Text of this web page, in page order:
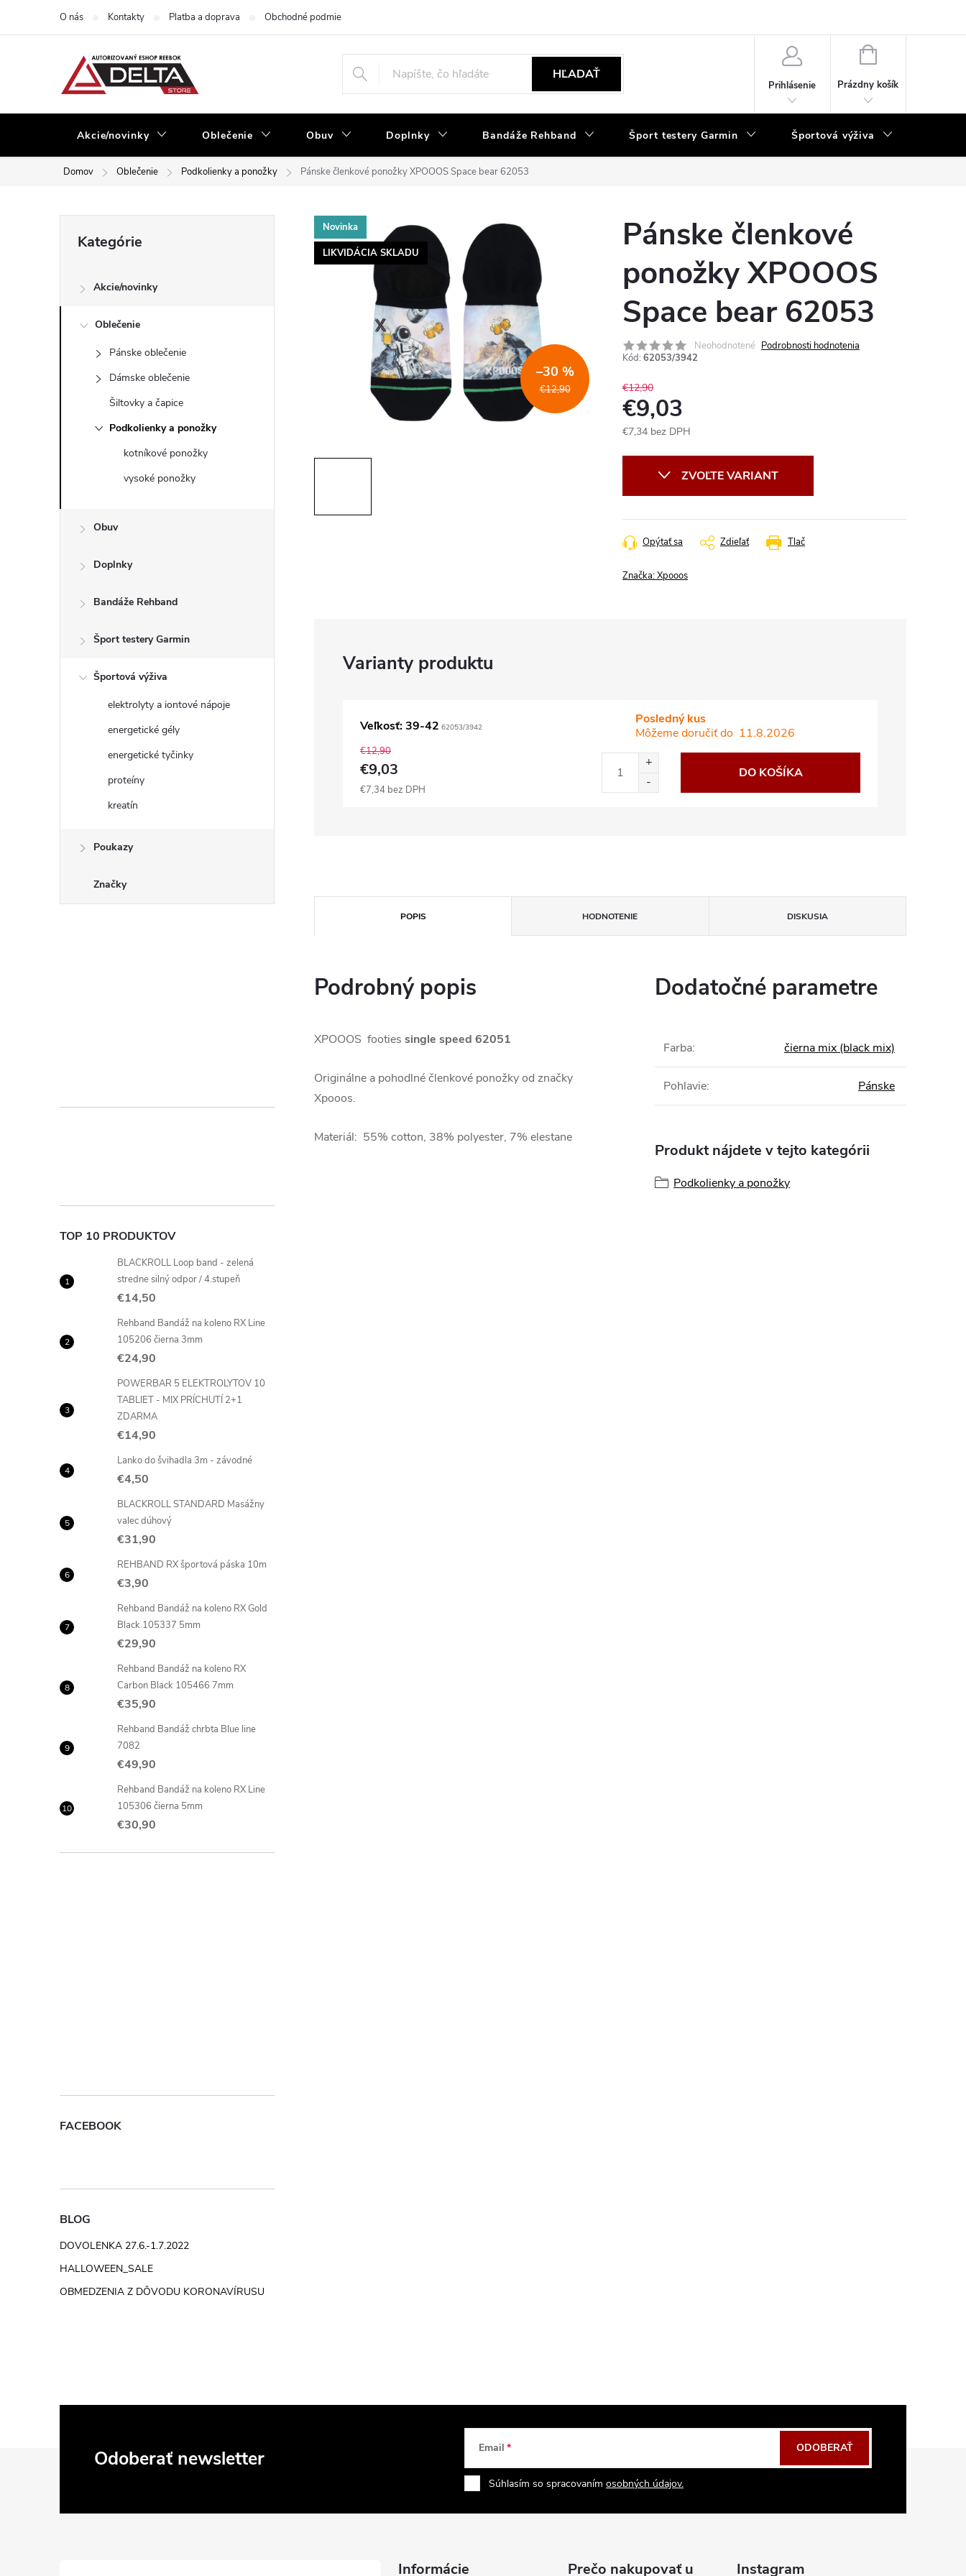
O nás Kontakty Platba a doprava Obchodné podmienky
HĽADAŤ
Prihlásenie
NÁKUPNÝ
Prázdny košík
Akcie/novinky Oblečenie Obuv Doplnky Bandáže Rehband Šport testery Garmin Športová výživa
Domov Oblečenie Podkolienky a ponožky Pánske členkové ponožky XPOOOS Space bear 62053
č
e
kategórie
Kategórie
Akcie/novinky
Oblečenie
Pánske oblečenie
Dámske oblečenie
Šiltovky a čapice
Podkolienky a ponožky
kotníkové ponožky
vysoké ponožky
Obuv
Doplnky
Bandáže Rehband
Šport testery Garmin
Športová výživa
elektrolyty a iontové nápoje
energetické gély
energetické tyčinky
proteíny
kreatín
Poukazy
Značky
TOP 10 PRODUKTOV
BLACKROLL Loop band - zelená
stredne silný odpor / 4.stupeň
€14,50
Rehband Bandáž na koleno RX Line
105206 čierna 3mm
€24,90
POWERBAR 5 ELEKTROLYTOV 10
TABLIET - MIX PRÍCHUTÍ 2+1
ZDARMA
€14,90
Lanko do švihadla 3m - závodné
€4,50
BLACKROLL STANDARD Masážny
valec dúhový
€31,90
REHBAND RX športová páska 10m
€3,90
Rehband Bandáž na koleno RX Gold
Black 105337 5mm
€29,90
Rehband Bandáž na koleno RX
Carbon Black 105466 7mm
€35,90
Rehband Bandáž chrbta Blue line
7082
€49,90
Rehband Bandáž na koleno RX Line
105306 čierna 5mm
€30,90
FACEBOOK
BLOG
DOVOLENKA 27.6.-1.7.2022
HALLOWEEN_SALE
OBMEDZENIA Z DÔVODU KORONAVÍRUSU
Novinka
LIKVIDÁCIA SKLADU
€12,90
–30 %
Pánske členkové
ponožky XPOOOS
Space bear 62053
Neohodnotené Podrobnosti hodnotenia
Kód: 62053/3942
€12,90
€9,03
€7,34 bez DPH
ZVOĽTE VARIANT
Tlač
Opýtať sa Zdieľať
Značka:Xpooos
Veľkosť: 39-42 62053/3942
Posledný kus
Môžeme doručiť do 11.8.2026
€12,90
€9,03
€7,34 bez DPH
DO KOŠÍKA
POPIS HODNOTENIE DISKUSIA
Podrobný popis
XPOOOS footies single speed 62051
Originálne a pohodlné členkové ponožky od značky
Xpooos.
Materiál: 55% cotton, 38% polyester, 7% elestane
Dodatočné parametre
Farba: čierna mix (black mix)
Pohlavie: Pánske
Produkt nájdete v tejto kategórii
Podkolienky a ponožky
Odoberať newsletter Email
Súhlasím so spracovaním osobných údajov.
ODOBERAŤ
Informácie Prečo nakupovať u Instagram